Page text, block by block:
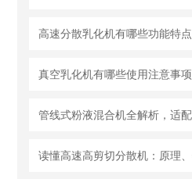
高速分散乳化机有哪些功能特点
真空乳化机有哪些使用注意事项